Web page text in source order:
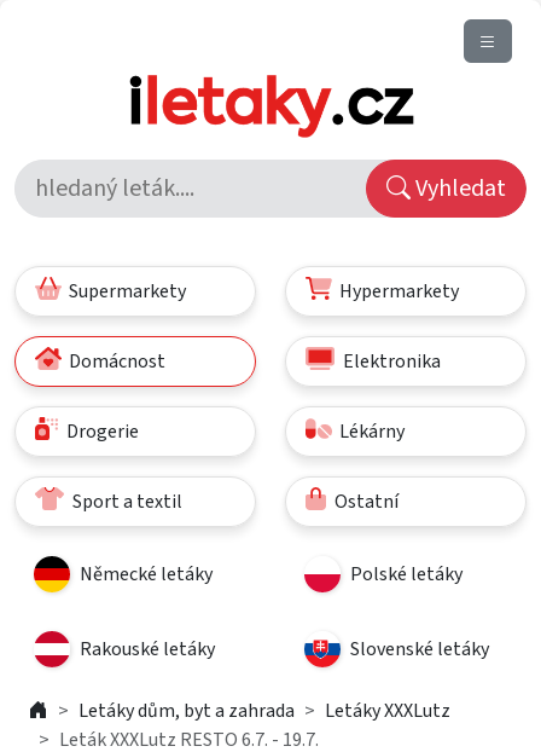
Vyhledat
Supermarkety Hypermarkety
Domácnost Elektronika
Drogerie Lékárny
Sport a textil Ostatní
Německé letáky Polské letáky
Rakouské letáky Slovenské letáky
Letáky dům, byt a zahrada
Letáky XXXLutz
Leták XXXLutz RESTO 6.7. - 19.7.